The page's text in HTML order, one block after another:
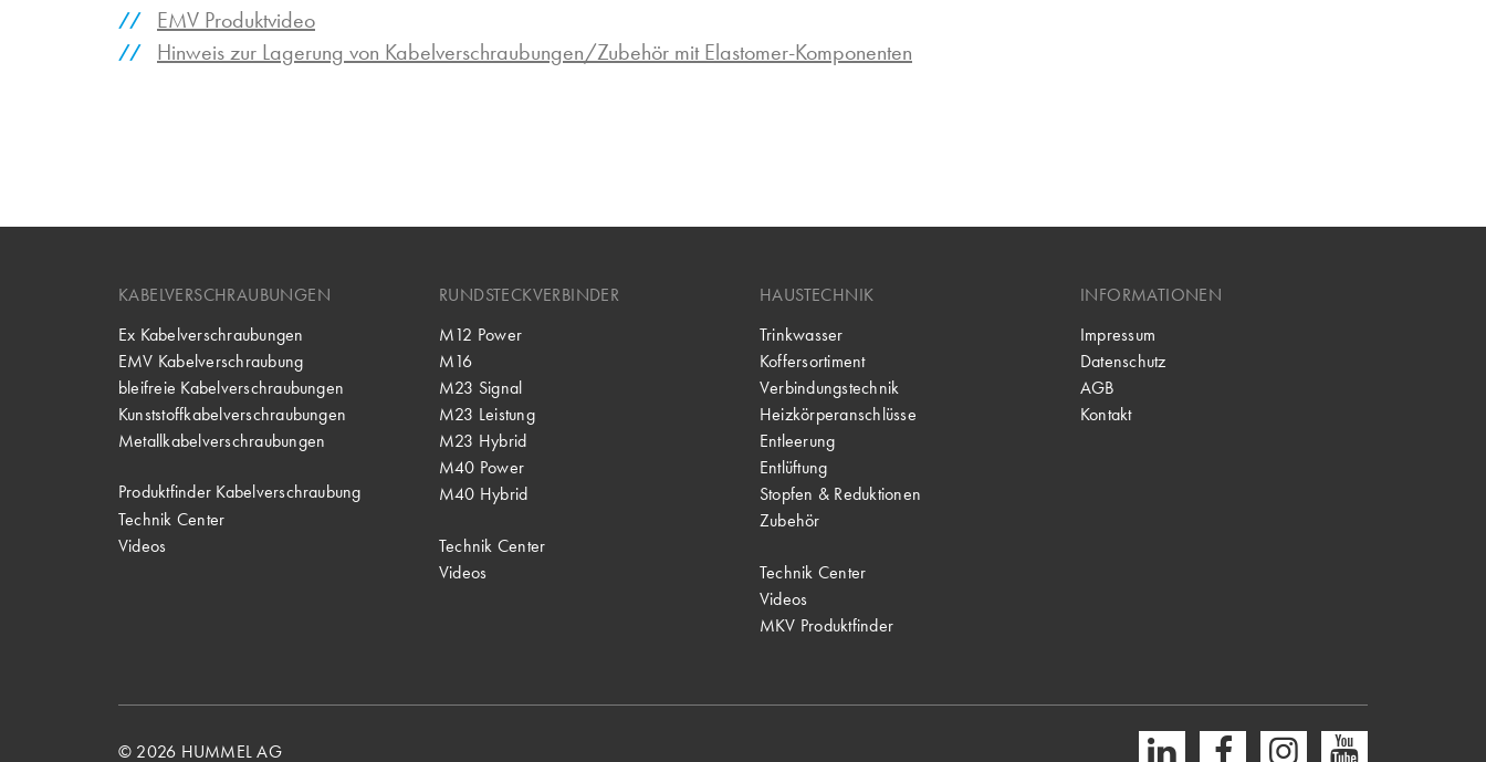
EMV Produktvideo
Hinweis zur Lagerung von Kabelverschraubungen/Zubehör mit Elastomer-Komponenten
KABELVERSCHRAUBUNGEN
Ex Kabelverschraubungen
EMV Kabelverschraubung
bleifreie Kabelverschraubungen
Kunststoffkabelverschraubungen
Metallkabelverschraubungen
Produktfinder Kabelverschraubung
Technik Center
Videos
RUNDSTECKVERBINDER
M12 Power
M16
M23 Signal
M23 Leistung
M23 Hybrid
M40 Power
M40 Hybrid
Technik Center
Videos
HAUSTECHNIK
Trinkwasser
Koffersortiment
Verbindungstechnik
Heizkörperanschlüsse
Entleerung
Entlüftung
Stopfen & Reduktionen
Zubehör
Technik Center
Videos
MKV Produktfinder
INFORMATIONEN
Impressum
Datenschutz
AGB
Kontakt
© 2026 HUMMEL AG